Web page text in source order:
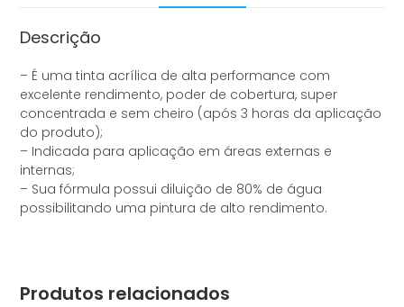
Descrição
– É uma tinta acrílica de alta performance com
excelente rendimento, poder de cobertura, super
concentrada e sem cheiro (após 3 horas da aplicação
do produto);
– Indicada para aplicação em áreas externas e
internas;
– Sua fórmula possui diluição de 80% de água
possibilitando uma pintura de alto rendimento.
Produtos relacionados